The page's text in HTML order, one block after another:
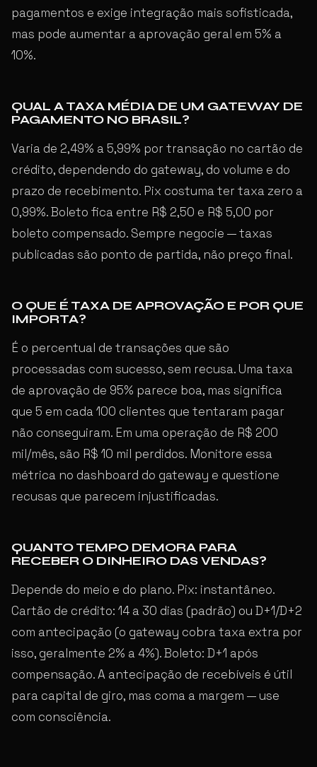
pagamentos e exige integração mais sofisticada,
mas pode aumentar a aprovação geral em 5% a
10%.
QUAL A TAXA MÉDIA DE UM GATEWAY DE
PAGAMENTO NO BRASIL?
Varia de 2,49% a 5,99% por transação no cartão de
crédito, dependendo do gateway, do volume e do
prazo de recebimento. Pix costuma ter taxa zero a
0,99%. Boleto fica entre R$ 2,50 e R$ 5,00 por
boleto compensado. Sempre negocie — taxas
publicadas são ponto de partida, não preço final.
O QUE É TAXA DE APROVAÇÃO E POR QUE
IMPORTA?
É o percentual de transações que são
processadas com sucesso, sem recusa. Uma taxa
de aprovação de 95% parece boa, mas significa
que 5 em cada 100 clientes que tentaram pagar
não conseguiram. Em uma operação de R$ 200
mil/mês, são R$ 10 mil perdidos. Monitore essa
métrica no dashboard do gateway e questione
recusas que parecem injustificadas.
QUANTO TEMPO DEMORA PARA
RECEBER O DINHEIRO DAS VENDAS?
Depende do meio e do plano. Pix: instantâneo.
Cartão de crédito: 14 a 30 dias (padrão) ou D+1/D+2
com antecipação (o gateway cobra taxa extra por
isso, geralmente 2% a 4%). Boleto: D+1 após
compensação. A antecipação de recebíveis é útil
para capital de giro, mas coma a margem — use
com consciência.